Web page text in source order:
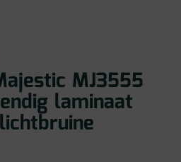
MJ3555
laminaat